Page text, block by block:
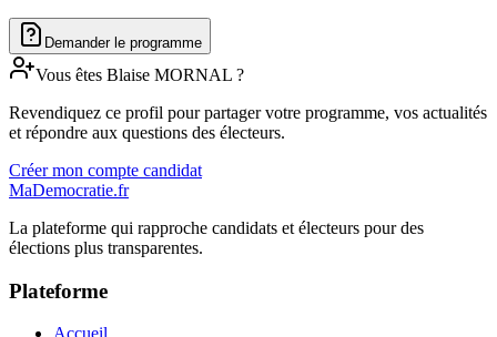
Demander le programme
Vous êtes Blaise MORNAL ?
Revendiquez ce profil pour partager votre programme, vos actualités
et répondre aux questions des électeurs.
Créer mon compte candidat
MaDemocratie.fr
La plateforme qui rapproche candidats et électeurs pour des
élections plus transparentes.
Plateforme